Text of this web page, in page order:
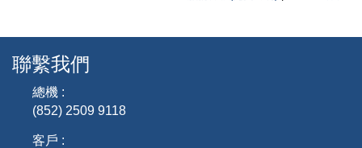
聯繫我們
總機 :
(852) 2509 9118
客戶 :